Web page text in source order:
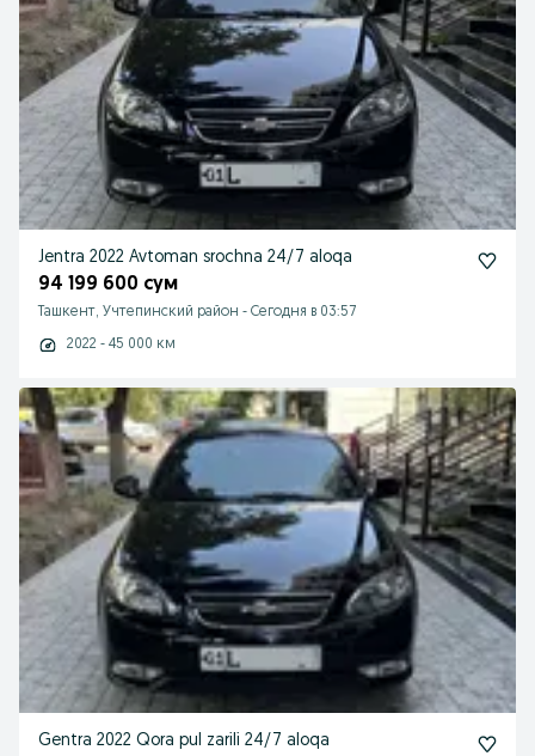
Jentra 2022 Avtoman srochna 24/7 aloqa
94 199 600 сум
Ташкент, Учтепинский район - Сегодня в 03:57
2022 - 45 000 км
Gentra 2022 Qora pul zarili 24/7 aloqa